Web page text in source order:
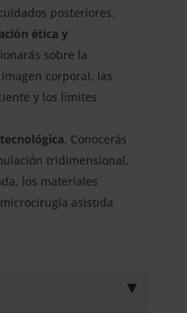
posteriores.
ética y
sobre la
corporal, las
y los límites
. Conocerás
tridimensional,
los materiales
asistida